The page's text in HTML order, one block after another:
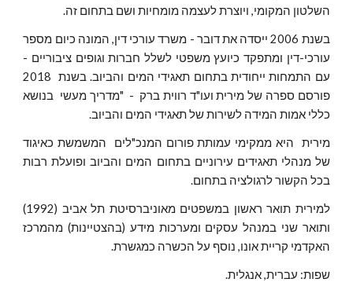
השלטון המקומי, ויוצרת לעצמה מומחיות ושם בתחום זה.
בשנת 2006 ייסדה את דובר - משרד עורכי דין, המונה כיום מספר
עורכי-דין ומתפקד כיועץ משפטי לשלל חברות וגופים ציבוריים -
עם התמחות ייחודית בתחום תאגידי המים והביוב. בשנת 2018
פורסם ספרה של מירית ועו"ד רווית ברק - "מדריך מעשי בנושא
כללי אמות המידה לשירות של תאגידי המים והביוב.
מירית היא ממקימי עמותת פורום המנכ"לים המשמשת כאיגוד
של מנהלי תאגידים עירוניים בתחום המים והביוב ופועלת רבות
בכל הקשור לרגולציה בתחום.
למירית תואר ראשון במשפטים מאוניברסיטת תל אביב (1992)
ותואר שני במנהל עסקים ומערכות מידע (בהצטיינות) מהמרכז
האקדמי קריית אונו, נוסף על הכשרה כמגשרת.
שפות: עברית, אנגלית.